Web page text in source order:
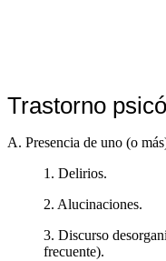
Trastorno
A. Presencia de uno (o
1. Delirios.
2. Alucinaciones.
3. Discurso
frecuente).